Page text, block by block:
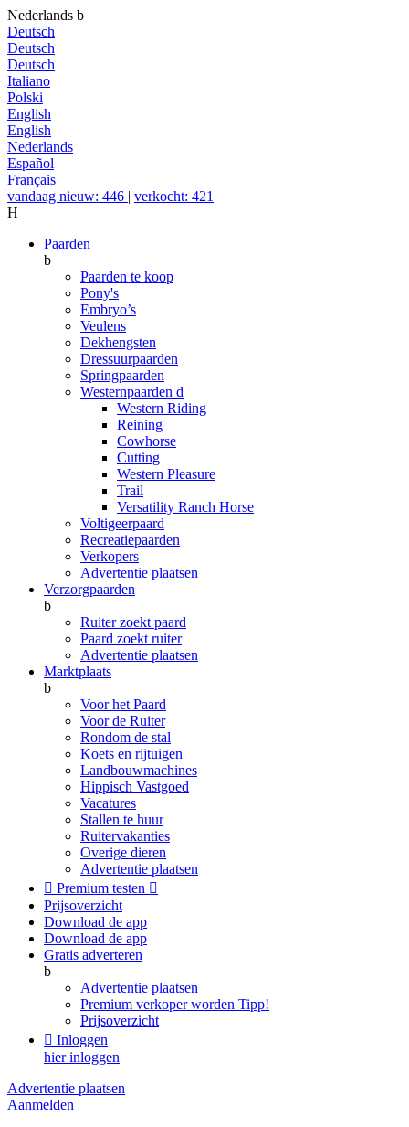
Nederlands b
Deutsch
Deutsch
Deutsch
Italiano
Polski
English
English
Nederlands
Español
Français
vandaag nieuw: 446 | verkocht: 421
H
Paarden
b
Paarden te koop
Pony's
Embryo’s
Veulens
Dekhengsten
Dressuurpaarden
Springpaarden
Westernpaarden d
Western Riding
Reining
Cowhorse
Cutting
Western Pleasure
Trail
Versatility Ranch Horse
Voltigeerpaard
Recreatiepaarden
Verkopers
Advertentie plaatsen
Verzorgpaarden
b
Ruiter zoekt paard
Paard zoekt ruiter
Advertentie plaatsen
Marktplaats
b
Voor het Paard
Voor de Ruiter
Rondom de stal
Koets en rijtuigen
Landbouwmachines
Hippisch Vastgoed
Vacatures
Stallen te huur
Ruitervakanties
Overige dieren
Advertentie plaatsen
 Premium testen 
Prijsoverzicht
Download de app
Download de app
Gratis adverteren
b
Advertentie plaatsen
Premium verkoper worden Tipp!
Prijsoverzicht
 Inloggen
hier inloggen
Advertentie plaatsen
Aanmelden